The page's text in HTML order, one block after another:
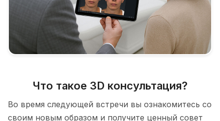
Что такое 3D консультация?
Во время следующей встречи вы ознакомитесь со
своим новым образом и получите ценный совет